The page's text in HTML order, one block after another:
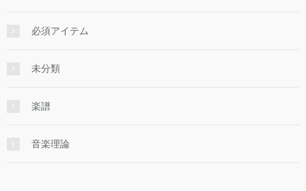
必須アイテム
未分類
楽譜
音楽理論